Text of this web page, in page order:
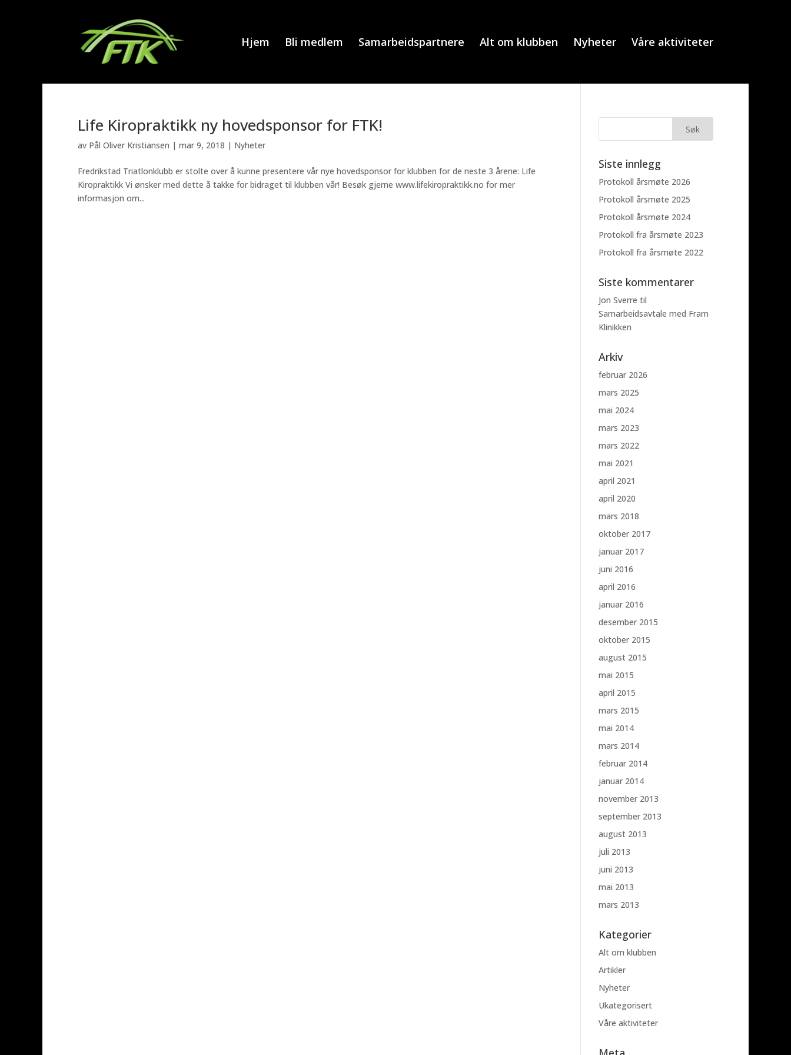
Hjem Bli medlem Samarbeidspartnere Alt om klubben Nyheter Våre aktiviteter
Life Kiropraktikk ny hovedsponsor for FTK!
av Pål Oliver Kristiansen | mar 9, 2018 | Nyheter
Fredrikstad Triatlonklubb er stolte over å kunne presentere vår nye hovedsponsor for klubben for de neste 3 årene: Life
Kiropraktikk Vi ønsker med dette å takke for bidraget til klubben vår! Besøk gjerne www.lifekiropraktikk.no for mer
informasjon om...
Siste innlegg
Protokoll årsmøte 2026
Protokoll årsmøte 2025
Protokoll årsmøte 2024
Protokoll fra årsmøte 2023
Protokoll fra årsmøte 2022
Siste kommentarer
Jon Sverre til
Samarbeidsavtale med Fram
Klinikken
Arkiv
februar 2026
mars 2025
mai 2024
mars 2023
mars 2022
mai 2021
april 2021
april 2020
mars 2018
oktober 2017
januar 2017
juni 2016
april 2016
januar 2016
desember 2015
oktober 2015
august 2015
mai 2015
april 2015
mars 2015
mai 2014
mars 2014
februar 2014
januar 2014
november 2013
september 2013
august 2013
juli 2013
juni 2013
mai 2013
mars 2013
Kategorier
Alt om klubben
Artikler
Nyheter
Ukategorisert
Våre aktiviteter